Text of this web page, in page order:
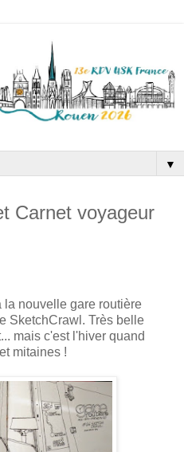
▼
Carnet voyageur
la nouvelle gare routière
SketchCrawl. Très belle
mais c'est l'hiver quand
mitaines !